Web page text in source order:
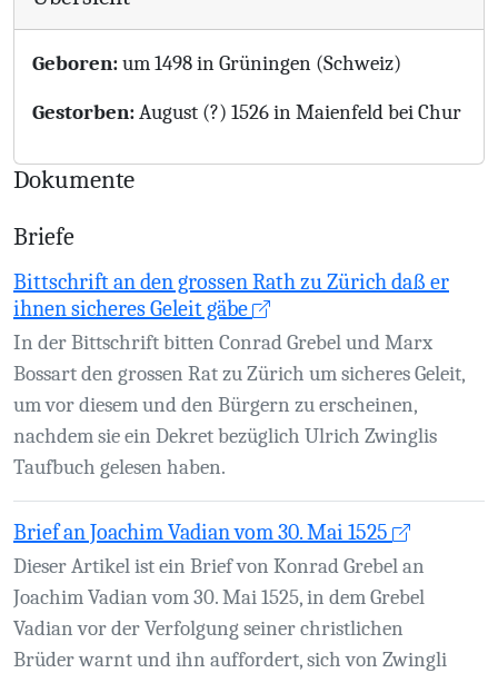
Geboren:um 1498 in Grüningen (Schweiz)
Gestorben:August (?) 1526 in Maienfeld bei Chur
Dokumente
Briefe
Bittschrift an den grossen Rath zu Zürich daß er
ihnen sicheres Geleit gäbe
In der Bittschrift bitten Conrad Grebel und Marx
Bossart den grossen Rat zu Zürich um sicheres Geleit,
um vor diesem und den Bürgern zu erscheinen,
nachdem sie ein Dekret bezüglich Ulrich Zwinglis
Taufbuch gelesen haben.
Brief an Joachim Vadian vom 30. Mai 1525
Dieser Artikel ist ein Brief von Konrad Grebel an
Joachim Vadian vom 30. Mai 1525, in dem Grebel
Vadian vor der Verfolgung seiner christlichen
Brüder warnt und ihn auffordert, sich von Zwingli